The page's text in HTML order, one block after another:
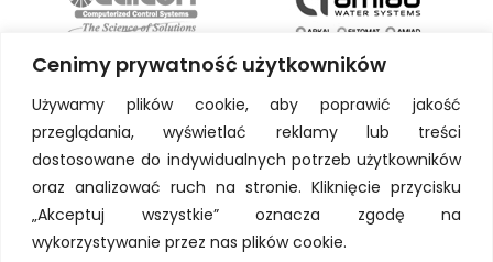
Cenimy prywatność użytkowników
Używamy plików cookie, aby poprawić jakość
przeglądania, wyświetlać reklamy lub treści
dostosowane do indywidualnych potrzeb użytkowników
oraz analizować ruch na stronie. Kliknięcie przycisku
„Akceptuj wszystkie” oznacza zgodę na
wykorzystywanie przez nas plików cookie.